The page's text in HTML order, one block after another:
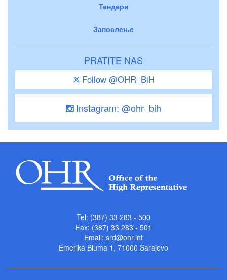
Тендери
Запослење
PRATITE NAS
Follow @OHR_BiH
Instagram: @ohr_bih
Tel: (387) 33 283 - 500
Fax: (387) 33 283 - 501
Email: srd@ohr.int
Emerika Bluma 1, 71000 Sarajevo